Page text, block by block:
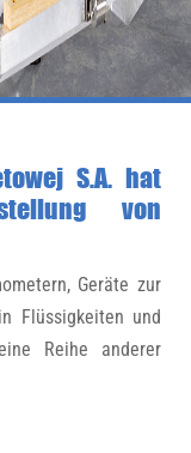
S.A. hat
von
Geräte zur
Flüssigkeiten und
Reihe anderer